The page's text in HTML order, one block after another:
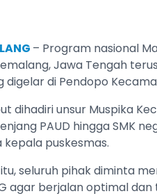
– Program nasional
Jawa Tengah
di Pendopo
dihadiri unsur Muspika
PAUD hingga SMK
kepala puskesmas.
seluruh pihak diminta
agar berjalan optimal